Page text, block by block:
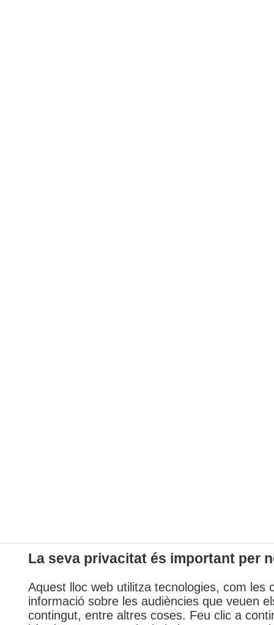
La seva privacitat és important per
Aquest lloc web utilitza tecnologies, com les
informació sobre les audiències que veuen
contingut, entre altres coses. Feu clic a